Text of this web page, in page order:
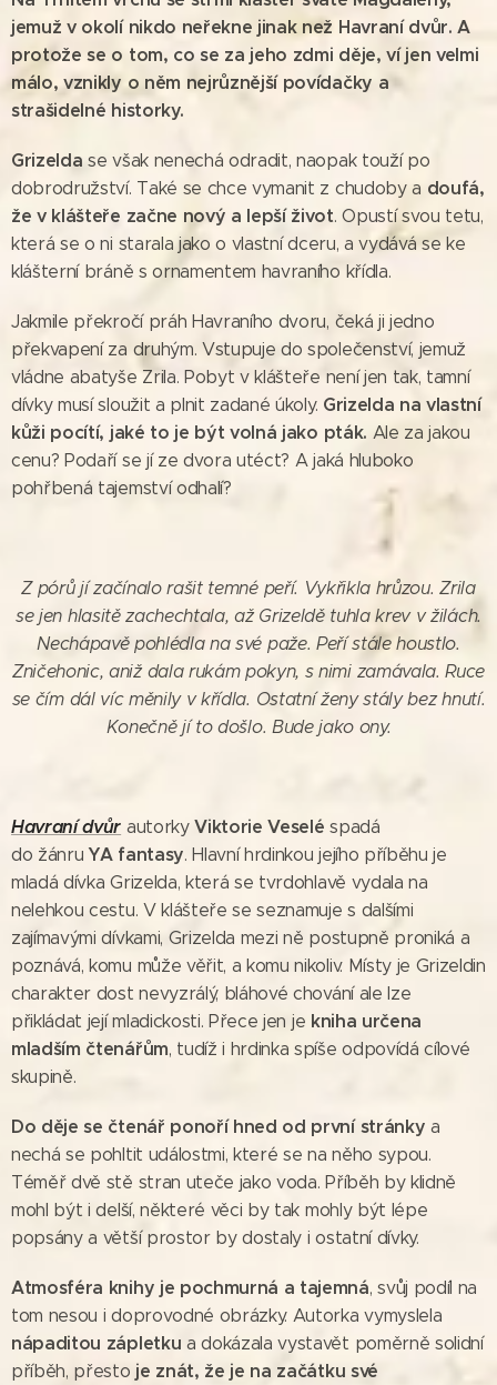
jemuž v okolí nikdo neřekne jinak než Havraní dvůr. A
protože se o tom, co se za jeho zdmi děje, ví jen velmi
málo, vznikly o něm nejrůznější povídačky a
strašidelné historky.
Grizelda se však nenechá odradit, naopak touží po
dobrodružství. Také se chce vymanit z chudoby a doufá,
že v klášteře začne nový a lepší život. Opustí svou tetu,
která se o ni starala jako o vlastní dceru, a vydává se ke
klášterní bráně s ornamentem havraního křídla.
Jakmile překročí práh Havraního dvoru, čeká ji jedno
překvapení za druhým. Vstupuje do společenství, jemuž
vládne abatyše Zrila. Pobyt v klášteře není jen tak, tamní
dívky musí sloužit a plnit zadané úkoly. Grizelda na vlastní
kůži pocítí, jaké to je být volná jako pták. Ale za jakou
cenu? Podaří se jí ze dvora utéct? A jaká hluboko
pohřbená tajemství odhalí?
Z pórů jí začínalo rašit temné peří. Vykřikla hrůzou. Zrila
se jen hlasitě zachechtala, až Grizeldě tuhla krev v žilách.
Nechápavě pohlédla na své paže. Peří stále houstlo.
Zničehonic, aniž dala rukám pokyn, s nimi zamávala. Ruce
se čím dál víc měnily v křídla. Ostatní ženy stály bez hnutí.
Konečně jí to došlo. Bude jako ony.
Havraní dvůr autorkyViktorie Veseléspadá
do žánruYA fantasy. Hlavní hrdinkou jejího příběhu je
mladá dívka Grizelda, která se tvrdohlavě vydala na
nelehkou cestu. V klášteře se seznamuje s dalšími
zajímavými dívkami, Grizelda mezi ně postupně proniká a
poznává, komu může věřit, a komu nikoliv. Místy je Grizeldin
charakter dost nevyzrálý, bláhové chování ale lze
přikládat její mladickosti. Přece jen je kniha určena
mladším čtenářům, tudíž i hrdinka spíše odpovídá cílové
skupině.
Do děje se čtenář ponoří hned od první stránky a
nechá se pohltit událostmi, které se na něho sypou.
Téměř dvě stě stran uteče jako voda. Příběh by klidně
mohl být i delší, některé věci by tak mohly být lépe
popsány a větší prostor by dostaly i ostatní dívky.
Atmosféra knihy je pochmurná a tajemná, svůj podíl na
tom nesou i doprovodné obrázky. Autorka vymyslela
nápaditou zápletku a dokázala vystavět poměrně solidní
příběh, přesto je znát, že je na začátku své